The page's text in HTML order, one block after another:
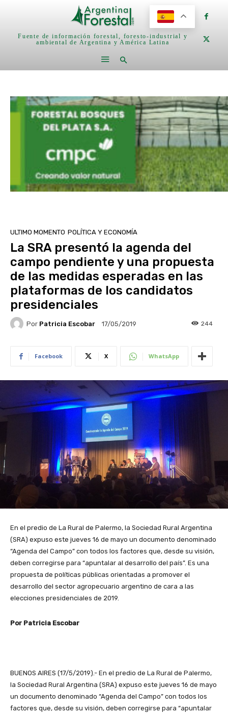
Fuente de información forestal, foresto-industrial y
ambiental de Argentina y América Latina
ULTIMO MOMENTO POLÍTICA Y ECONOMÍA
La SRA presentó la agenda del
campo pendiente y una propuesta
de las medidas esperadas en las
plataformas de los candidatos
presidenciales
Por Patricia Escobar 17/05/2019 244
Facebook X WhatsApp
En el predio de La Rural de Palermo, la Sociedad Rural Argentina
(SRA) expuso este jueves 16 de mayo un documento denominado
“Agenda del Campo” con todos los factores que, desde su visión,
deben corregirse para “apuntalar al desarrollo del país”. Es una
propuesta de políticas públicas orientadas a promover el
desarrollo del sector agropecuario argentino de cara a las
elecciones presidenciales de 2019.
Por Patricia Escobar
BUENOS AIRES (17/5/2019).- En el predio de La Rural de Palermo,
la Sociedad Rural Argentina (SRA) expuso este jueves 16 de mayo
un documento denominado “Agenda del Campo” con todos los
factores que, desde su visión, deben corregirse para “apuntalar